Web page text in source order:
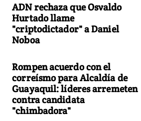
ADN rechaza que Osvaldo
Hurtado llame
"criptodictador" a Daniel
Noboa
Rompen acuerdo con el
correísmo para Alcaldía de
Guayaquil: líderes arremeten
contra candidata
"chimbadora"